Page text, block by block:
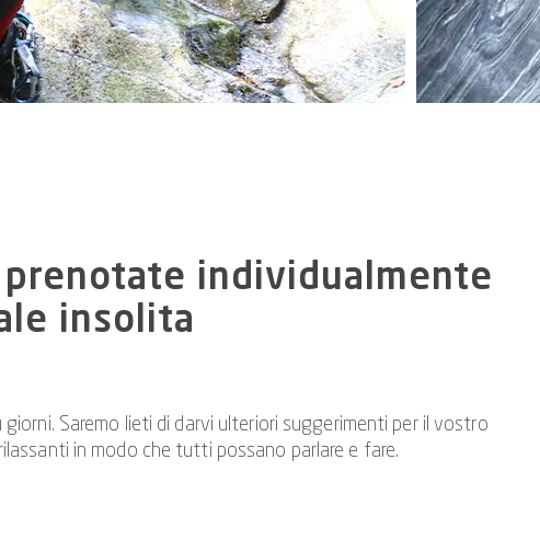
individualmente
insolita
Saremo lieti di darvi ulteriori suggerimenti per il vostro
in modo che tutti possano parlare e fare.